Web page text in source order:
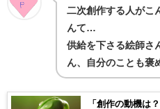
二次創作する人がこ
んて…
供給を下さる絵師さ
ん、自分のことも褒
「創作の動機は